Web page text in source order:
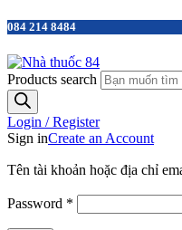
084 214 8484
Products search
Login / Register
Sign inCreate an Account
Tên tài khoản hoặc địa chỉ
Password *